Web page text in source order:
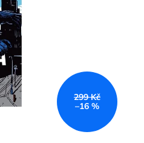
299 Kč
–16 %